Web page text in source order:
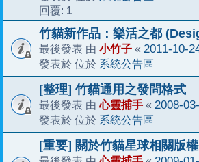
回覆: 1
竹貓新作品：樂活之都
最後發表 由 小竹子 « 2011-10-
發表於 位於 系統公告區
[整理] 竹貓通用之發問格式
最後發表 由心靈捕手 « 2008-
發表於 位於 系統公告區
[重要] 關於竹貓星球相關版